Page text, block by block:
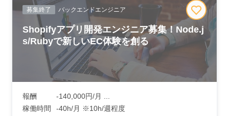
募集終了 バックエンドエンジニア
Shopifyアプリ開発エンジニア募集！Node.j
s/Rubyで新しいEC体験を創る
報酬
-140,000円/月 ...
稼働時間
-40h/月 ※10h/週程度